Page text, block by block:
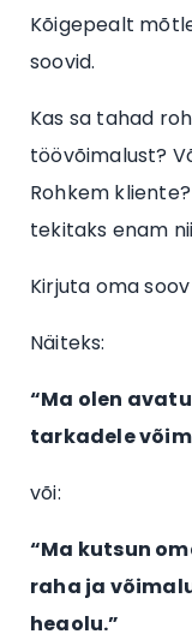
Kõigepealt
soovid.
Kas sa tahad
töövõimalust?
Rohkem
tekitaks enam
Kirjuta oma
Näiteks:
“Ma olen
tarkadele
või:
“Ma kutsun
raha ja
heaolu.”